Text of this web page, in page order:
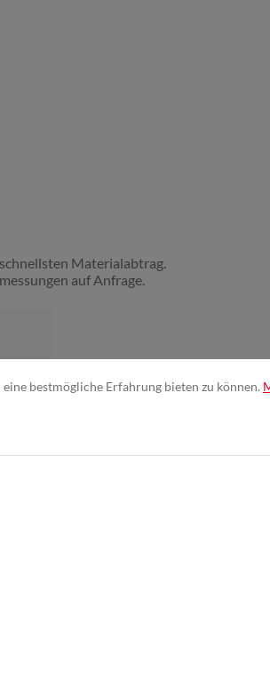
Materialabtrag.
auf Anfrage.
bestmögliche Erfahrung bieten zu können.